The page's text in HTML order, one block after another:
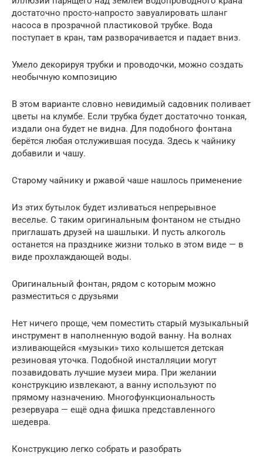
достаточно просто-напросто завуалировать шланг
насоса в прозрачной пластиковой трубке. Вода
поступает в кран, там разворачивается и падает вниз.
Умело декорируя трубки и проводочки, можно создать
необычную композицию
В этом варианте словно невидимый садовник поливает
цветы на клумбе. Если трубка будет достаточно тонкая,
издали она будет не видна. Для подобного фонтана
берётся любая отслужившая посуда. Здесь к чайнику
добавили и чашу.
Старому чайнику и ржавой чаше нашлось применение
Из этих бутылок будет изливаться непрерывное
веселье. С таким оригинальным фонтаном не стыдно
приглашать друзей на шашлыки. И пусть алкоголь
останется на празднике жизни только в этом виде — в
виде прохлаждающей воды.
Оригинальный фонтан, рядом с которым можно
разместиться с друзьями
Нет ничего проще, чем поместить старый музыкальный
инструмент в наполненную водой ванну. На волнах
изливающейся «музыки» тихо колышется детская
резиновая уточка. Подобной инсталляции могут
позавидовать лучшие музеи мира. При желании
конструкцию извлекают, а ванну используют по
прямому назначению. Многофункциональность
резервуара — ещё одна фишка представленного
шедевра.
Конструкцию легко собрать и разобрать